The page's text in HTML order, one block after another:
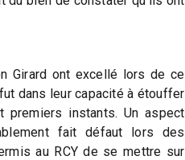
Girard ont excellé lors de ce
dans leur capacité à étouffer
instants. Un aspect
fait défaut lors des
au RCY de se mettre sur